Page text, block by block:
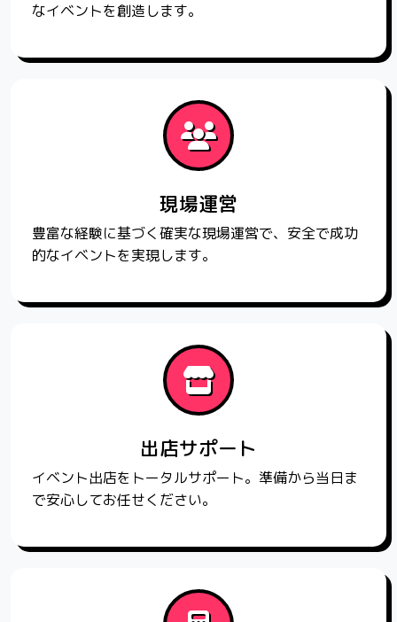
なイベントを創造します。
現場運営
豊富な経験に基づく確実な現場運営で、安全で成功
的なイベントを実現します。
出店サポート
イベント出店をトータルサポート。準備から当日ま
で安心してお任せください。